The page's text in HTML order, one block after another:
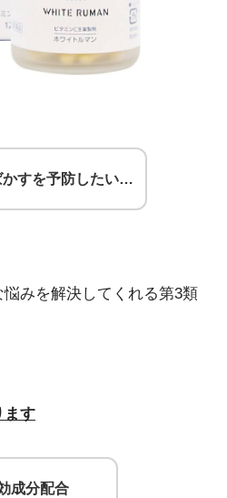
かすを予防したい…
悩みを解決してくれる第3類
ます
成分配合